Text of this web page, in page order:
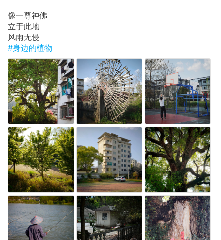
像一尊神佛
立于此地
风雨无侵
#身边的植物